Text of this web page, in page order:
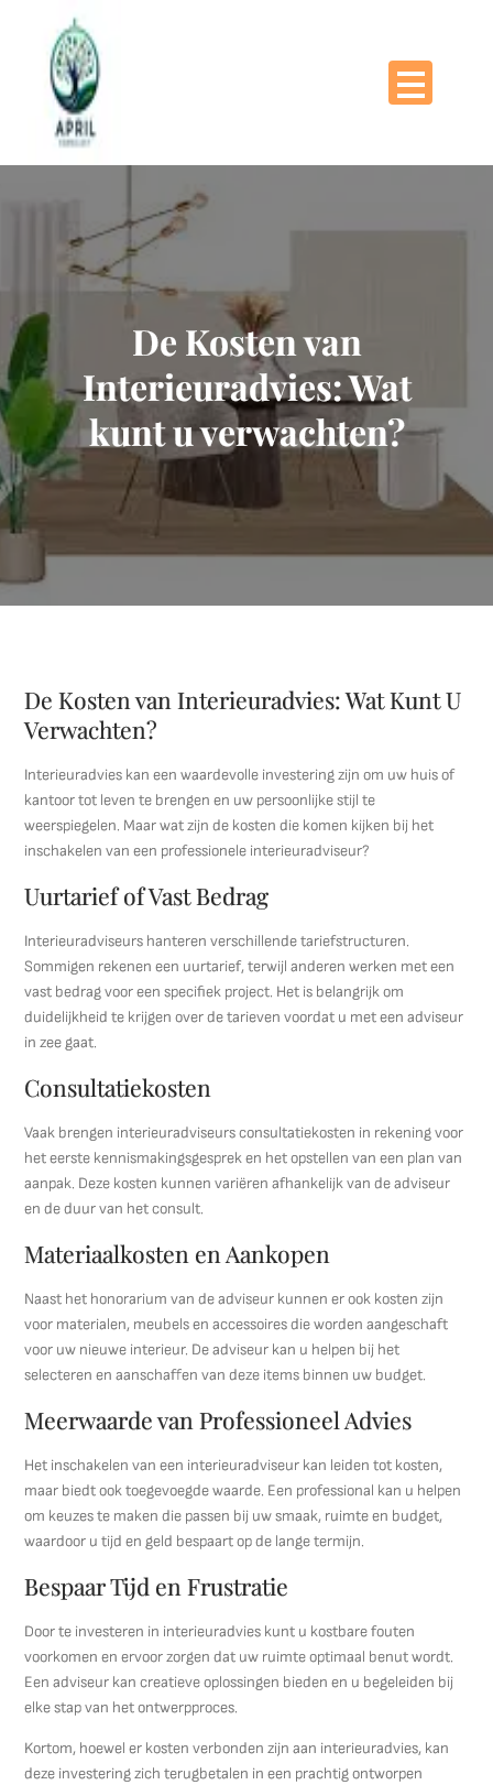
De Kosten van
Interieuradvies: Wat
kunt u verwachten?
De Kosten van Interieuradvies: Wat Kunt U
Verwachten?
Interieuradvies kan een waardevolle investering zijn om uw huis of
kantoor tot leven te brengen en uw persoonlijke stijl te
weerspiegelen. Maar wat zijn de kosten die komen kijken bij het
inschakelen van een professionele interieuradviseur?
Uurtarief of Vast Bedrag
Interieuradviseurs hanteren verschillende tariefstructuren.
Sommigen rekenen een uurtarief, terwijl anderen werken met een
vast bedrag voor een specifiek project. Het is belangrijk om
duidelijkheid te krijgen over de tarieven voordat u met een adviseur
in zee gaat.
Consultatiekosten
Vaak brengen interieuradviseurs consultatiekosten in rekening voor
het eerste kennismakingsgesprek en het opstellen van een plan van
aanpak. Deze kosten kunnen variëren afhankelijk van de adviseur
en de duur van het consult.
Materiaalkosten en Aankopen
Naast het honorarium van de adviseur kunnen er ook kosten zijn
voor materialen, meubels en accessoires die worden aangeschaft
voor uw nieuwe interieur. De adviseur kan u helpen bij het
selecteren en aanschaffen van deze items binnen uw budget.
Meerwaarde van Professioneel Advies
Het inschakelen van een interieuradviseur kan leiden tot kosten,
maar biedt ook toegevoegde waarde. Een professional kan u helpen
om keuzes te maken die passen bij uw smaak, ruimte en budget,
waardoor u tijd en geld bespaart op de lange termijn.
Bespaar Tijd en Frustratie
Door te investeren in interieuradvies kunt u kostbare fouten
voorkomen en ervoor zorgen dat uw ruimte optimaal benut wordt.
Een adviseur kan creatieve oplossingen bieden en u begeleiden bij
elke stap van het ontwerpproces.
Kortom, hoewel er kosten verbonden zijn aan interieuradvies, kan
deze investering zich terugbetalen in een prachtig ontworpen